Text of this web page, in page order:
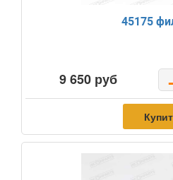
45175
9 650 руб